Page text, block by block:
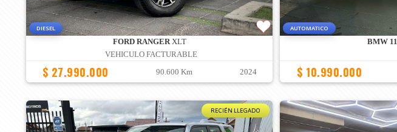
DIESEL
FORD RANGER XLT
VEHICULO FACTURABLE
$ 27.990.000 90.600 Km 2024
AUTOMATICO
BMW
$ 10.990.000
RECIÉN LLEGADO